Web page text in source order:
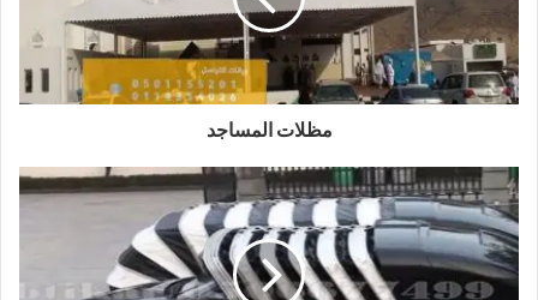
مظلات المساجد